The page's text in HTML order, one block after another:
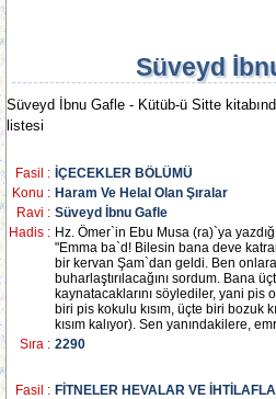
Süveyd
Süveyd İbnu Gafle - Kütüb-ü Sitte
listesi
Fasil : İÇECEKLER BÖLÜMÜ
Konu : Haram Ve Helal Olan Şıralar
Ravi : Süveyd İbnu Gafle
Hadis : Hz. Ömer`in Ebu Musa (ra)`ya
"Emma ba`d! Bilesin bana deve
bir kervan Şam`dan geldi. Ben
buharlaştırılacağını sordum. Bana
kaynatacaklarını söylediler, yani pis
biri pis kokulu kısım, üçte biri bozuk
kısım kalıyor). Sen yanındakilere,
Sıra : 2290
Fasil : FİTNELER HEVALAR VE